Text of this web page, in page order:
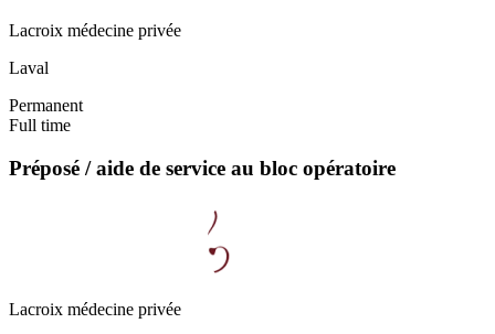
Lacroix médecine privée
Laval
Permanent
Full time
Préposé / aide de service au bloc opératoire
Lacroix médecine privée